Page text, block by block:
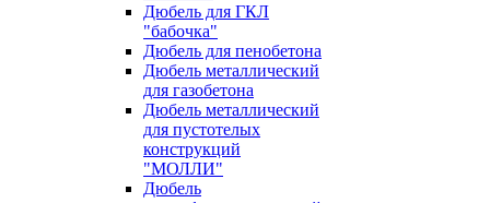
Дюбель для ГКЛ
"бабочка"
Дюбель для пенобетона
Дюбель металлический
для газобетона
Дюбель металлический
для пустотелых
конструкций
"МОЛЛИ"
Дюбель